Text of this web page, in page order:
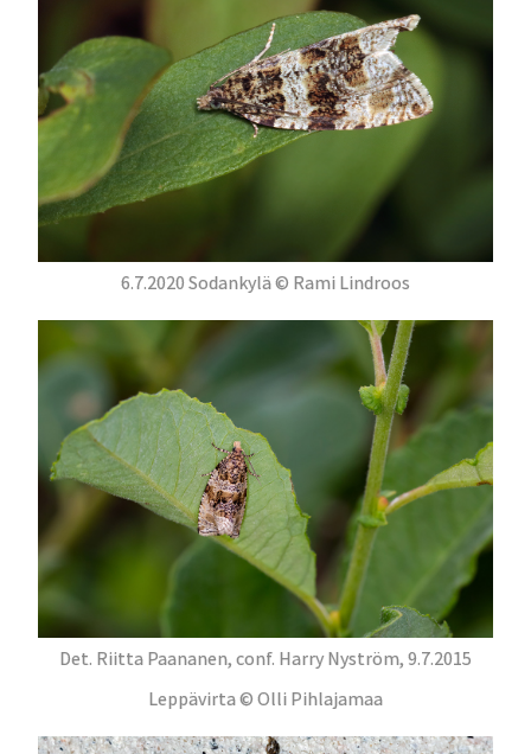
6.7.2020 Sodankylä © Rami Lindroos
Det. Riitta Paananen, conf. Harry Nyström, 9.7.2015
Leppävirta © Olli Pihlajamaa